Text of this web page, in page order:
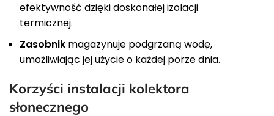
efektywność dzięki doskonałej izolacji
termicznej.
Zasobnik magazynuje podgrzaną wodę,
umożliwiając jej użycie o każdej porze dnia.
Korzyści instalacji kolektora
słonecznego